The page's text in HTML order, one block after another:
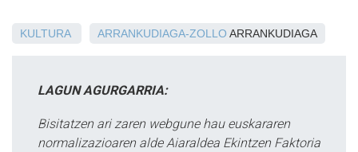
KULTURA ARRANKUDIAGA-ZOLLO ARRANKUDIAGA
LAGUN AGURGARRIA:
Bisitatzen ari zaren webgune hau euskararen
normalizazioaren alde Aiaraldea Ekintzen Faktoria